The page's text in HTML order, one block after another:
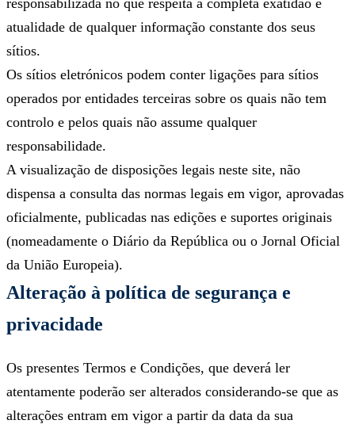
responsabilizada no que respeita à completa exatidão e
atualidade de qualquer informação constante dos seus
sítios.
Os sítios eletrónicos podem conter ligações para sítios
operados por entidades terceiras sobre os quais não tem
controlo e pelos quais não assume qualquer
responsabilidade.
A visualização de disposições legais neste site, não
dispensa a consulta das normas legais em vigor, aprovadas
oficialmente, publicadas nas edições e suportes originais
(nomeadamente o Diário da República ou o Jornal Oficial
da União Europeia).
Alteração à política de segurança e
privacidade
Os presentes Termos e Condições, que deverá ler
atentamente poderão ser alterados considerando-se que as
alterações entram em vigor a partir da data da sua